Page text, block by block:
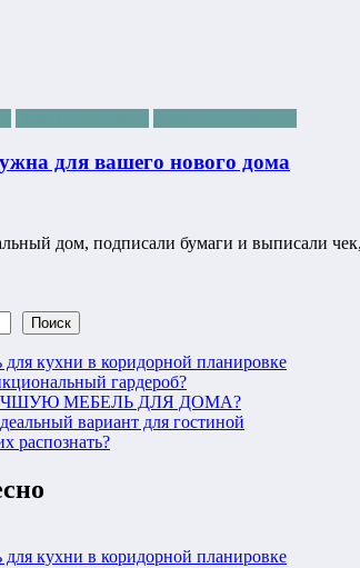
для вашего нового дома
дом, подписали бумаги и выписали
Поиск
для кухни в коридорной планировке
гардероб?
МЕБЕЛЬ ДЛЯ ДОМА?
вариант для гостиной
распознать?
для кухни в коридорной планировке